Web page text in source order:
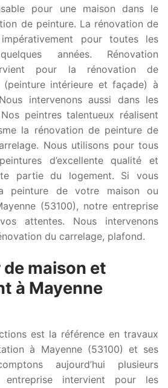
pour une maison dans le
de peinture. La rénovation de
pour toutes les
années. Rénovation
pour la rénovation de
intérieure et façade) à
intervenons aussi dans les
peintres talentueux réalisent
la rénovation de peinture de
Nous utilisons pour tous
d’excellente qualité et
partie du logement. Si vous
peinture de votre maison ou
(53100), notre entreprise
attentes. Nous intervenons
du carrelage, plafond.
maison et
à Mayenne
est la référence en travaux
à Mayenne (53100) et ses
aujourd’hui plusieurs
entreprise intervient pour les